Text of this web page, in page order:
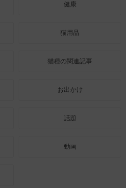
健康
猫用品
猫種の関連記事
お出かけ
話題
動画